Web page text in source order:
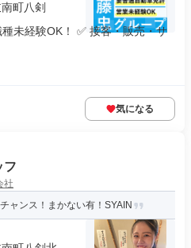
町八剣
未経験OK！ ✅ 接客・販売・サ
気になる
フ
社
ャンス！まかない有！SYAIN